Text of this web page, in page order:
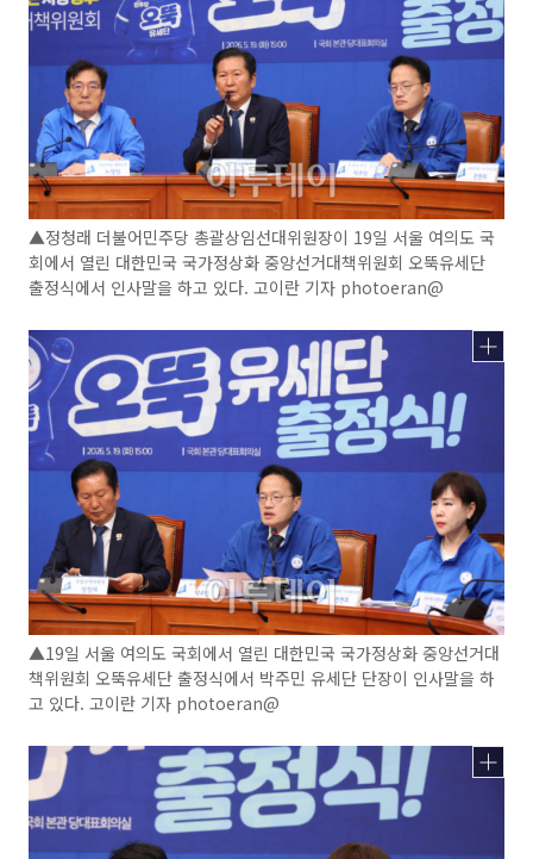
▲정청래 더불어민주당 총괄상임선대위원장이 19일 서울 여의도 국
회에서 열린 대한민국 국가정상화 중앙선거대책위원회 오뚝유세단
출정식에서 인사말을 하고 있다. 고이란 기자 photoeran@
▲19일 서울 여의도 국회에서 열린 대한민국 국가정상화 중앙선거대
책위원회 오뚝유세단 출정식에서 박주민 유세단 단장이 인사말을 하
고 있다. 고이란 기자 photoeran@